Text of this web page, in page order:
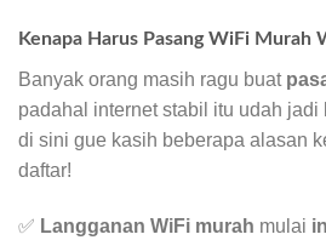
Kenapa Harus Pasang WiFi Murah
Banyak orang masih ragu buat
padahal internet stabil itu udah jadi
di sini gue kasih beberapa alasan
daftar!
✅ Langganan WiFi murah mulai